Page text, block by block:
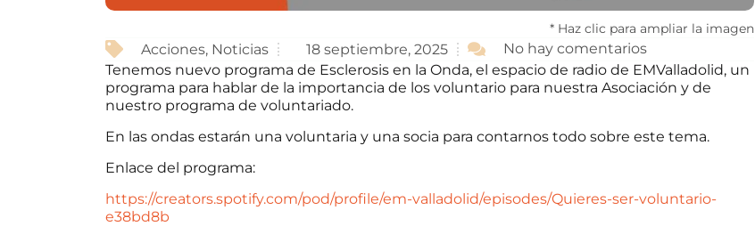
* Haz clic para ampliar la imagen
Acciones, Noticias 18 septiembre, 2025
No hay comentarios
Tenemos nuevo programa de Esclerosis en la Onda, el espacio de radio de EMValladolid, un
programa para hablar de la importancia de los voluntario para nuestra Asociación y de
nuestro programa de voluntariado.
En las ondas estarán una voluntaria y una socia para contarnos todo sobre este tema.
Enlace del programa:
https://creators.spotify.com/pod/profile/em-valladolid/episodes/Quieres-ser-voluntario-
e38bd8b